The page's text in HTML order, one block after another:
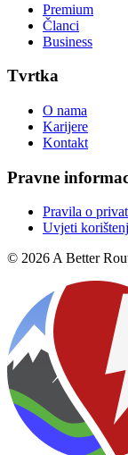
Premium
Članci
Business
Tvrtka
O nama
Karijere
Kontakt
Pravne
Pravila o
Uvjeti
© 2026 A Better